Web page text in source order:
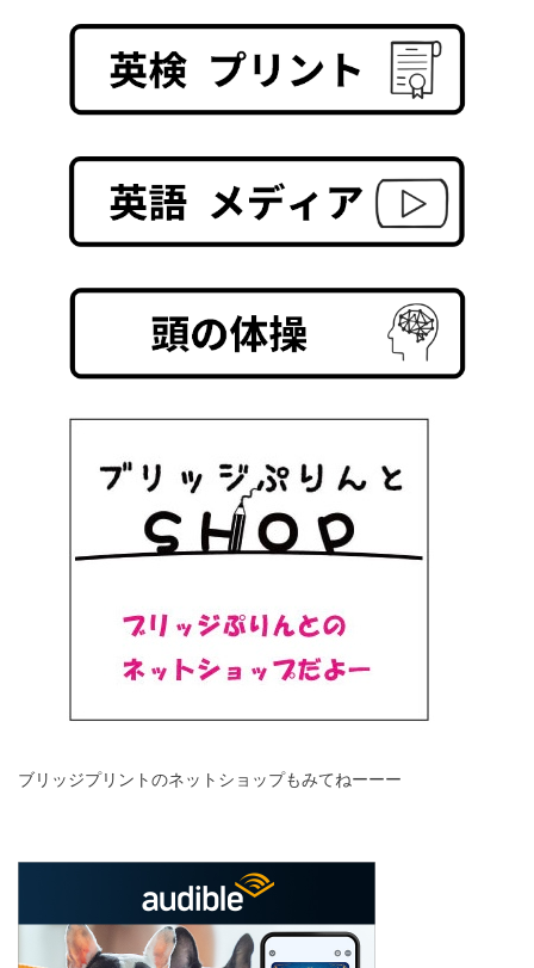
ブリッジプリントのネットショップもみてねーーー